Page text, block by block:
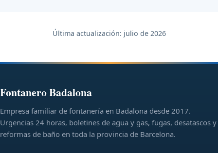
Última actualización: julio de 2026
Fontanero Badalona
Empresa familiar de fontanería en Badalona desde 2017.
Urgencias 24 horas, boletines de agua y gas, fugas, desatascos y
reformas de baño en toda la provincia de Barcelona.